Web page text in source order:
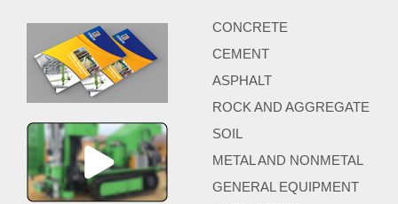
CONCRETE
CEMENT
ASPHALT
ROCK AND AGGREGATE
SOIL
METAL AND NONMETAL
GENERAL EQUIPMENT